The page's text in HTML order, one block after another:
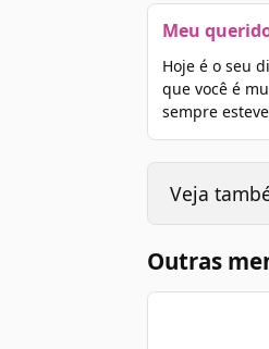
Meu
Hoje é o seu
que você é
sempre
Veja
Outras